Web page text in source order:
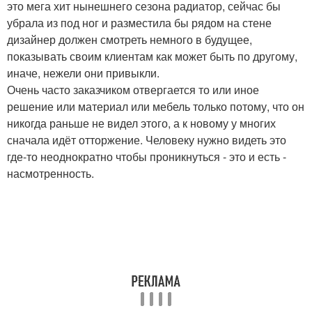
это мега хит нынешнего сезона радиатор, сейчас бы
убрала из под ног и разместила бы рядом на стене
дизайнер должен смотреть немного в будущее,
показывать своим клиентам как может быть по другому,
иначе, нежели они привыкли.
Очень часто заказчиком отвергается то или иное
решение или материал или мебель только потому, что он
никогда раньше не видел этого, а к новому у многих
сначала идёт отторжение. Человеку нужно видеть это
где-то неоднократно чтобы проникнуться - это и есть -
насмотренность.